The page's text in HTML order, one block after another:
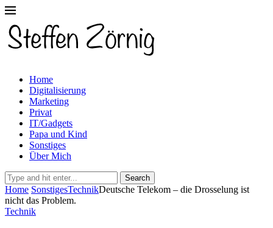
Home
Digitalisierung
Marketing
Privat
IT/Gadgets
Papa und Kind
Sonstiges
Über Mich
Search
Home SonstigesTechnikDeutsche Telekom – die Drosselung ist
nicht das Problem.
Technik